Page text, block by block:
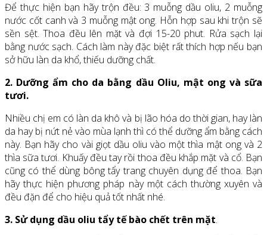
Để thực hiện bạn hãy trộn đều: 3 muỗng dầu oliu, 2 muỗng
nước cốt canh và 3 muỗng mật ong. Hỗn hợp sau khi trộn sẽ
sền sệt. Thoa đều lên mặt và đợi 15-20 phut. Rửa sạch lại
bằng nước sạch. Cách làm này đặc biệt rất thích hợp nếu bạn
sở hữu làn da khổ, thiếu dưỡng chất.
2. Dưỡng ẩm cho da bằng dầu Oliu, mật ong và sữa
tươi.
Nhiều chị em có làn da khô và bị lão hóa do thời gian, hay làn
da hay bị nứt nẻ vào mùa lạnh thì có thể dưỡng ẩm bằng cách
này. Bạn hãy cho vài giọt dầu oliu vào một thìa mật ong và 2
thìa sữa tươi. Khuấy đều tay rồi thoa đều khắp mặt và cổ. Bạn
cũng có thể dùng bông tẩy trang chuyên dụng để thoa. Bạn
hãy thực hiện phương pháp này một cách thường xuyên và
đều đặn để cho hiệu quả tốt nhất nhé.
3. Sử dụng dầu oliu tẩy tế bào chết trên mặt.